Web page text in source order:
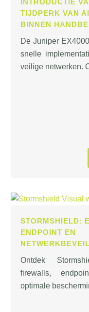
INTRODUCTIE
TIJDPERK VAN
BINNEN
De Juniper
snelle
veilige netwerken.
STORMSHIELD:
ENDPOINT EN
Ontdek
firewalls,
optimale